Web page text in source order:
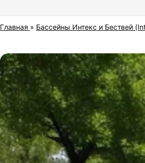
Главная » Бассейны Интекс и Бествей